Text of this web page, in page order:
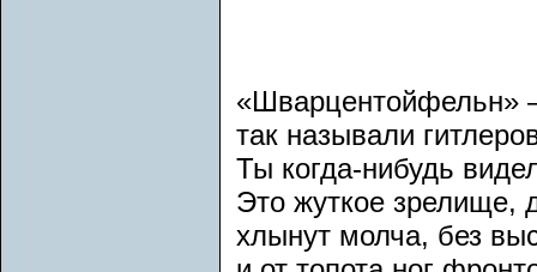
«Шварцентойфельн»
так называли
Ты когда-нибудь
Это жуткое зрелище,
хлынут молча, без